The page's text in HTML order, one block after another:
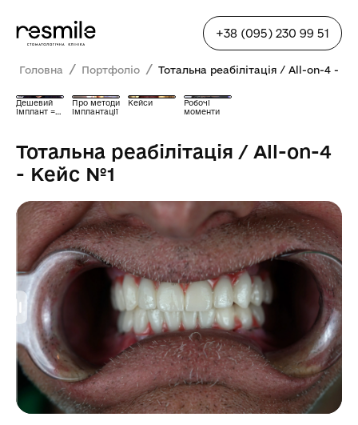
+38 (095) 230 99 51
Головна / Портфоліо / Тотальна реабілітація / All-on-4 -
Дешевий
імплант =
Про методи
імплантації
Кейси
Робочі
моменти
Тотальна реабілітація / All-on-4
- Кейс №1